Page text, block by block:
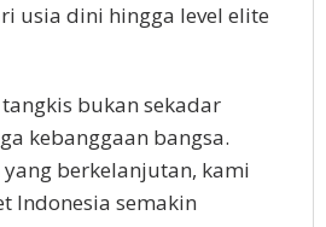
usia dini hingga level elite
bukan sekadar
kebanggaan bangsa.
berkelanjutan, kami
Indonesia semakin